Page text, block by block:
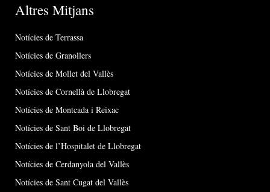
Altres Mitjans
Notícies de Terrassa
Notícies de Granollers
Notícies de Mollet del Vallès
Notícies de Cornellà de Llobregat
Notícies de Montcada i Reixac
Notícies de Sant Boi de Llobregat
Notícies de l’Hospitalet de Llobregat
Notícies de Cerdanyola del Vallès
Notícies de Sant Cugat del Vallès